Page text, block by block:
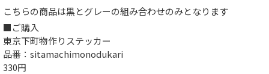
こちらの商品は黒とグレーの組み合わせのみとなります
■ご購入
東京下町物作りステッカー
品番：sitamachimonodukari
330円